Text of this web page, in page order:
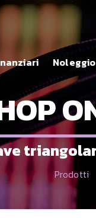
Noleggio
Prodotti